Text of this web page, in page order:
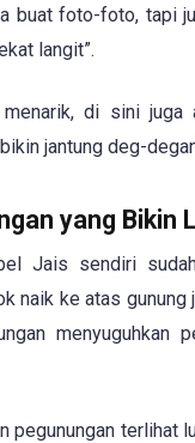
buat foto-foto, tapi
langit”.
menarik, di sini juga
jantung deg-
yang Bikin
Jais sendiri
naik ke atas gunung
menyuguhkan
pegunungan terlihat